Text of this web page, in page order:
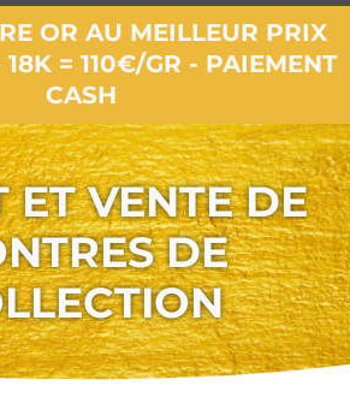
OR AU MEILLEUR PRIX
= 110€/GR - PAIEMENT
CASH
ET VENTE DE
DE